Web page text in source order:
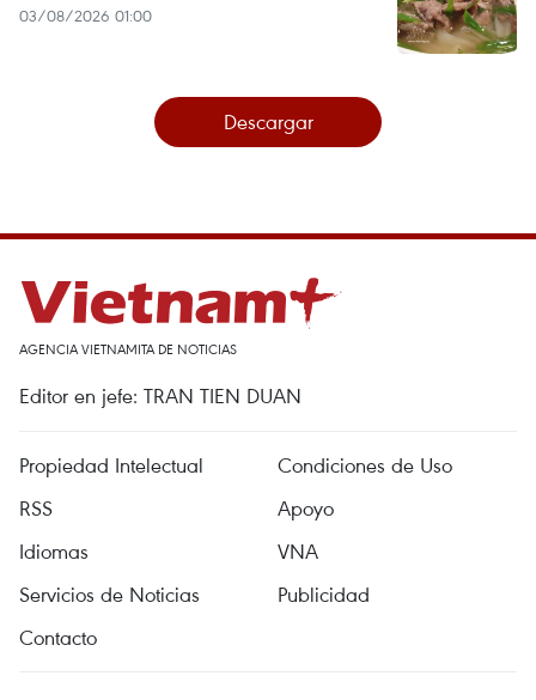
03/08/2026 01:00
Descargar
AGENCIA VIETNAMITA DE NOTICIAS
Editor en jefe: TRAN TIEN DUAN
Propiedad Intelectual
Condiciones de Uso
RSS
Apoyo
Idiomas
VNA
Servicios de Noticias
Publicidad
Contacto